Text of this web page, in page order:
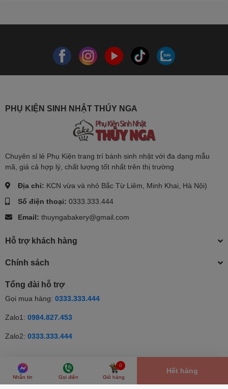
PHỤ KIỆN SINH NHẬT THÚY NGA
Chuyên sỉ lẻ Phụ Kiện trang trí bánh sinh nhật với đa dạng mẫu
mã, giá cả hợp lý, chất lượng tốt nhất trên thị trường
Địa chỉ: KCN vừa và nhỏ Bắc Từ Liêm, Minh Khai, Hà Nội)
Số điện thoại: 0333.333.444
Email: thuyngabakery@gmail.com
Hỗ trợ khách hàng
Chính sách
Tổng đài hỗ trợ
Gọi mua hàng: 0333.333.444
Zalo1: 0984.827.453
Zalo2: 0333.333.444
© Bản quyền thuộc về Thúy Nga | Cung cấp bởi Sapo | Cung cấp
bởiSapo
Nhắn tin Gọi điện
0
Giỏ hàng
Hết hàng